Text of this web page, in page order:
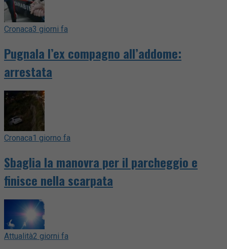
Cronaca3 giorni fa
Pugnala l’ex compagno all’addome:
arrestata
Cronaca1 giorno fa
Sbaglia la manovra per il parcheggio e
finisce nella scarpata
Attualità2 giorni fa